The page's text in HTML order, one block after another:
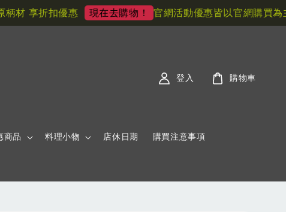
享折扣優惠 現在去購物！ 官網活動優惠皆以官網購買為主!
商品 料理小物 店休日期 購買注意事項
登入 購物車